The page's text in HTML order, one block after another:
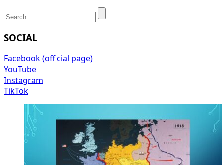
SOCIAL
Facebook (official page)
YouTube
Instagram
TikTok